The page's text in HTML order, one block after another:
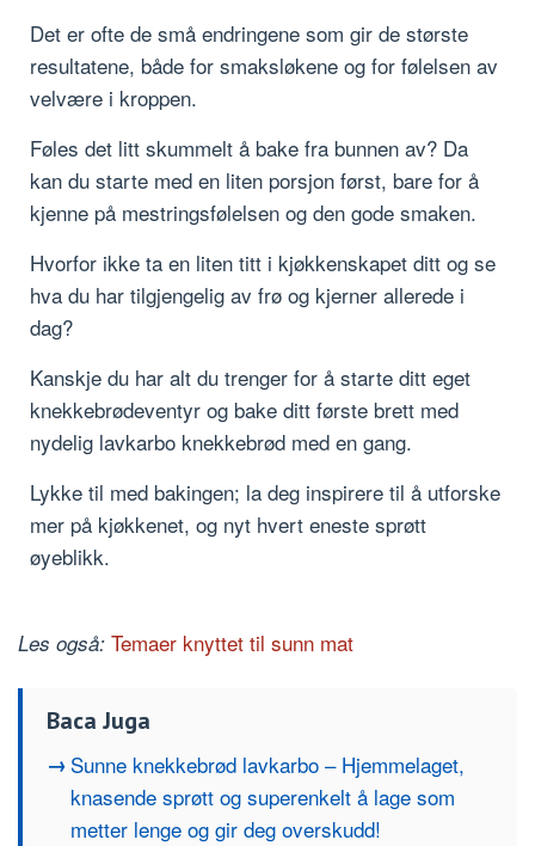
Det er ofte de små endringene som gir de største
resultatene, både for smaksløkene og for følelsen av
velvære i kroppen.
Føles det litt skummelt å bake fra bunnen av? Da
kan du starte med en liten porsjon først, bare for å
kjenne på mestringsfølelsen og den gode smaken.
Hvorfor ikke ta en liten titt i kjøkkenskapet ditt og se
hva du har tilgjengelig av frø og kjerner allerede i
dag?
Kanskje du har alt du trenger for å starte ditt eget
knekkebrødeventyr og bake ditt første brett med
nydelig lavkarbo knekkebrød med en gang.
Lykke til med bakingen; la deg inspirere til å utforske
mer på kjøkkenet, og nyt hvert eneste sprøtt
øyeblikk.
Les også: Temaer knyttet til sunn mat
Baca Juga
Sunne knekkebrød lavkarbo – Hjemmelaget,
knasende sprøtt og superenkelt å lage som
metter lenge og gir deg overskudd!